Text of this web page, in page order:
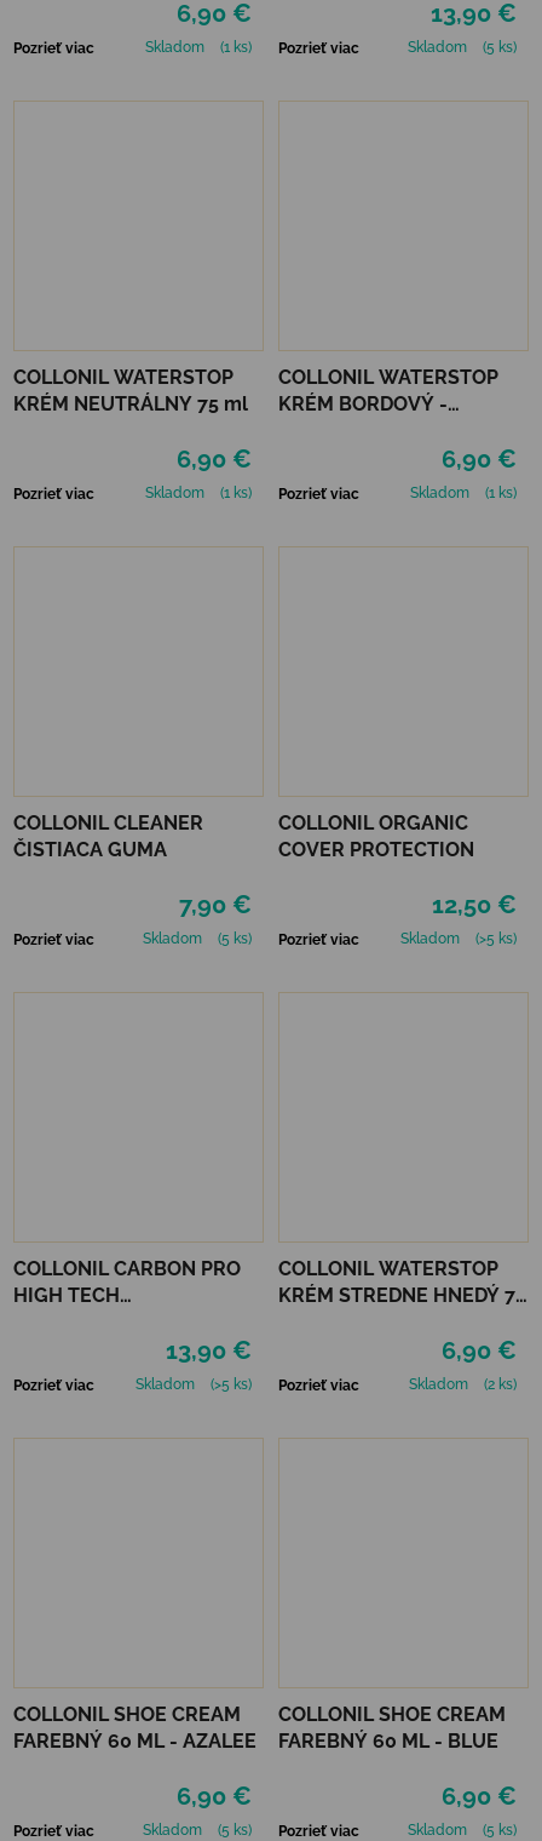
6,90 €
Pozrieť viac Skladom (1 ks)
13,90 €
Pozrieť viac Skladom (5 ks)
COLLONIL WATERSTOP
KRÉM NEUTRÁLNY 75 ml
6,90 €
Pozrieť viac Skladom (1 ks)
COLLONIL WATERSTOP
KRÉM BORDOVÝ -
6,90 €
Pozrieť viac Skladom (1 ks)
COLLONIL CLEANER
ČISTIACA GUMA
7,90 €
Pozrieť viac Skladom (5 ks)
COLLONIL ORGANIC
COVER PROTECTION
12,50 €
Pozrieť viac Skladom (>5 ks)
COLLONIL CARBON PRO
HIGH TECH
13,90 €
Pozrieť viac Skladom (>5 ks)
COLLONIL WATERSTOP
KRÉM STREDNE HNEDÝ 75
6,90 €
Pozrieť viac Skladom (2 ks)
COLLONIL SHOE CREAM
FAREBNÝ 60 ML - AZALEE
6,90 €
Pozrieť viac Skladom (5 ks)
COLLONIL SHOE CREAM
FAREBNÝ 60 ML - BLUE
6,90 €
Pozrieť viac Skladom (5 ks)